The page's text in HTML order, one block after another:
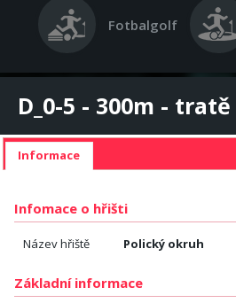
Fotbalgolf
D_0-5 - 300m -
Informace
Infomace o hřišti
Název hřiště Polický okruh
Základní informace